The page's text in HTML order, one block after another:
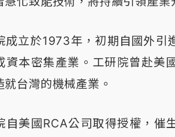
成立於1973年，初期自國外引
資本密集產業。工研院曾赴美
就台灣的機械產業。
自美國RCA公司取得授權，催